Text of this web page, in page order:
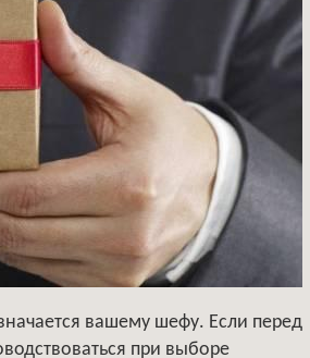
вашему шефу. Если перед
при выборе